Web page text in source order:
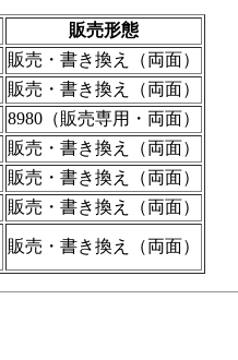
販売形態
販売・書き換え（両面）
販売・書き換え（両面）
8980（販売専用・両面）
販売・書き換え（両面）
販売・書き換え（両面）
販売・書き換え（両面）
販売・書き換え（両面）